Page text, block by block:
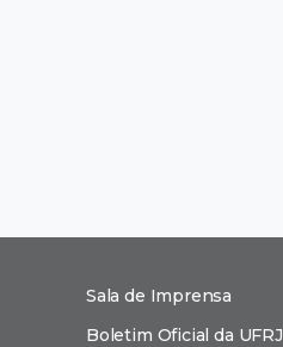
Sala de Imprensa
Boletim Oficial da UFRJ